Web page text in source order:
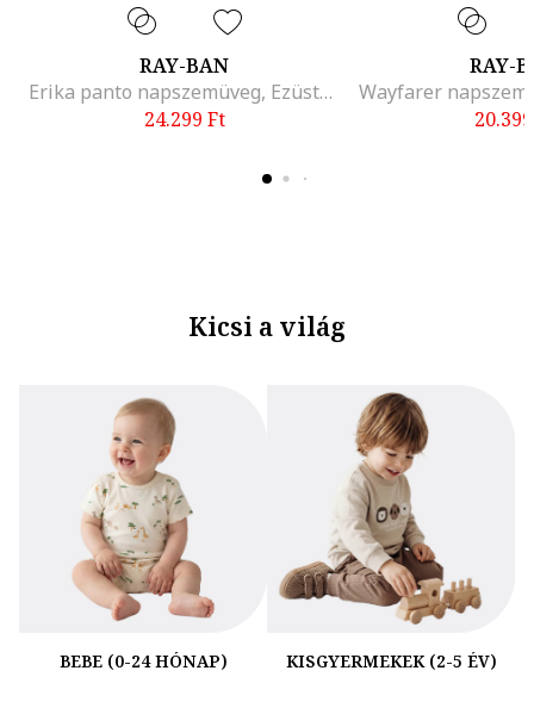
RAY-BAN
Erika panto napszemüveg, Ezüstszín
24.299 Ft
RAY-
20.399
Kicsi a világ
BEBE (0-24 HÓNAP) KISGYERMEKEK (2-5 ÉV)